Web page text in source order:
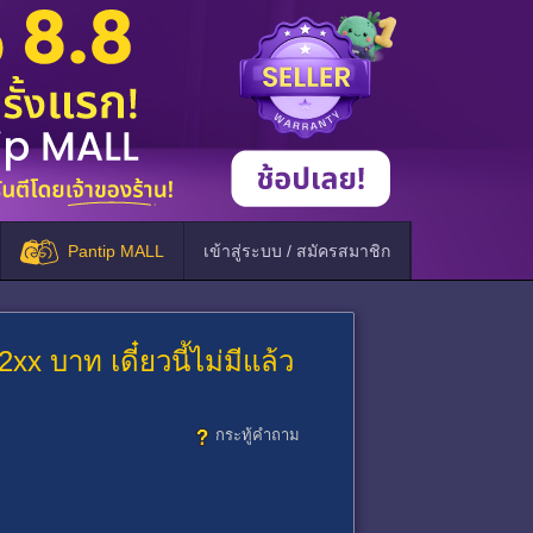
Pantip MALL เข้าสู่ระบบ / สมัครสมาชิก
บาท เดี๋ยวนี้ไม่มีแล้ว
กระทู้คำถาม